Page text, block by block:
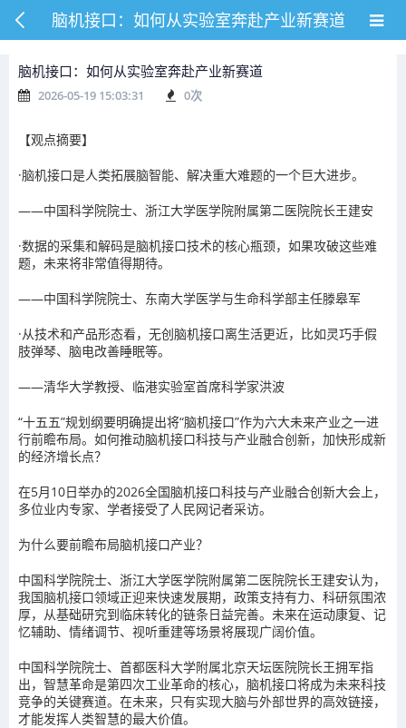
脑机接口：如何从实验室奔赴产业新赛道
脑机接口：如何从实验室奔赴产业新赛道
2026-05-19 15:03:31 0次
【观点摘要】
·脑机接口是人类拓展脑智能、解决重大难题的一个巨大进步。
——中国科学院院士、浙江大学医学院附属第二医院院长王建安
·数据的采集和解码是脑机接口技术的核心瓶颈，如果攻破这些难
题，未来将非常值得期待。
——中国科学院院士、东南大学医学与生命科学部主任滕皋军
·从技术和产品形态看，无创脑机接口离生活更近，比如灵巧手假
肢弹琴、脑电改善睡眠等。
——清华大学教授、临港实验室首席科学家洪波
“十五五”规划纲要明确提出将“脑机接口”作为六大未来产业之一进
行前瞻布局。如何推动脑机接口科技与产业融合创新，加快形成新
的经济增长点？
在5月10日举办的2026全国脑机接口科技与产业融合创新大会上，
多位业内专家、学者接受了人民网记者采访。
为什么要前瞻布局脑机接口产业？
中国科学院院士、浙江大学医学院附属第二医院院长王建安认为，
我国脑机接口领域正迎来快速发展期，政策支持有力、科研氛围浓
厚，从基础研究到临床转化的链条日益完善。未来在运动康复、记
忆辅助、情绪调节、视听重建等场景将展现广阔价值。
中国科学院院士、首都医科大学附属北京天坛医院院长王拥军指
出，智慧革命是第四次工业革命的核心，脑机接口将成为未来科技
竞争的关键赛道。在未来，只有实现大脑与外部世界的高效链接，
才能发挥人类智慧的最大价值。